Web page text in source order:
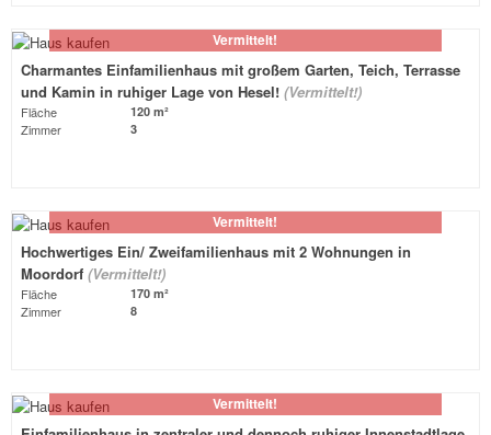
Vermittelt!
Charmantes Einfamilienhaus mit großem Garten, Teich, Terrasse
und Kamin in ruhiger Lage von Hesel! (Vermittelt!)
Fläche 120 m²
Zimmer 3
Vermittelt!
Hochwertiges Ein/ Zweifamilienhaus mit 2 Wohnungen in
Moordorf (Vermittelt!)
Fläche 170 m²
Zimmer 8
Vermittelt!